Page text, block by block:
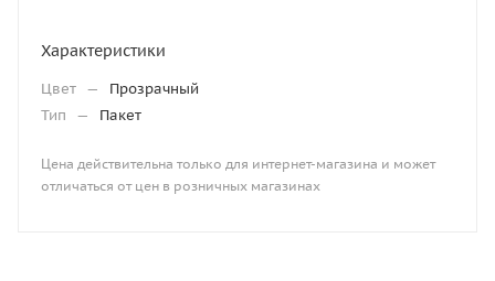
Характеристики
Цвет —
Прозрачный
Тип
— Пакет
Цена действительна только для интернет-магазина и может
отличаться от цен в розничных магазинах